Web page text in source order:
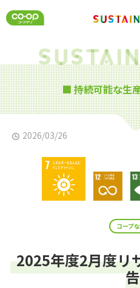
■ 持続可能な生
2026/03/26
コープ
2025年度2月度リ
告